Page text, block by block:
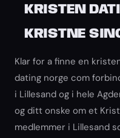
KRISTEN
KRISTNE
Klar for a finne en
dating norge com
i Lillesand og i hele
og ditt onske om et
medlemmer i Lillesand